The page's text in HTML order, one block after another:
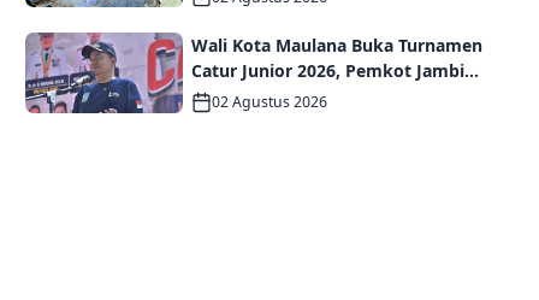
Wali Kota Maulana Buka Turnamen
Catur Junior 2026, Pemkot Jambi
Siapkan Fasilitas Olahraga Baru untuk
02 Agustus 2026